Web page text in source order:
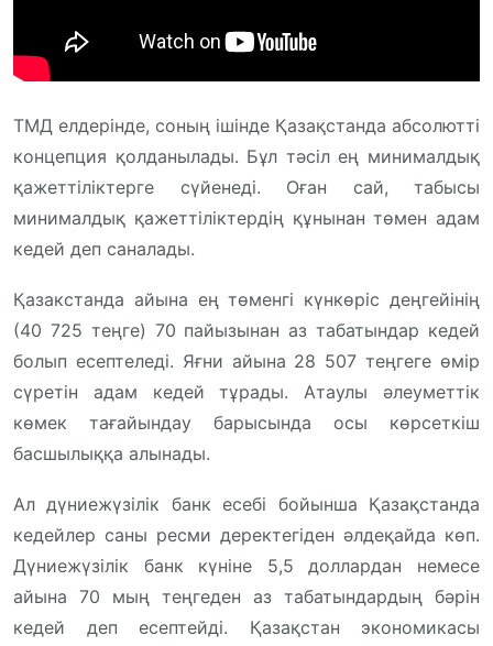
ТМД елдерінде, соның ішінде Қазақстанда абсолютті
концепция қолданылады. Бұл тәсіл ең минималдық
қажеттіліктерге сүйенеді. Оған сай, табысы
минималдық қажеттіліктердің құнынан төмен адам
кедей деп саналады.
Қазакстанда айына ең төменгі күнкөріс деңгейінің
(40 725 теңге) 70 пайызынан аз табатындар кедей
болып есептеледі. Яғни айына 28 507 теңгеге өмір
сүретін адам кедей тұрады. Атаулы әлеуметтік
көмек тағайындау барысында осы көрсеткіш
басшылыққа алынады.
Ал дүниежүзілік банк есебі бойынша Қазақстанда
кедейлер саны ресми деректегіден әлдеқайда көп.
Дүниежүзілік банк күніне 5,5 доллардан немесе
айына 70 мың теңгеден аз табатындардың бәрін
кедей деп есептейді. Қазақстан экономикасы